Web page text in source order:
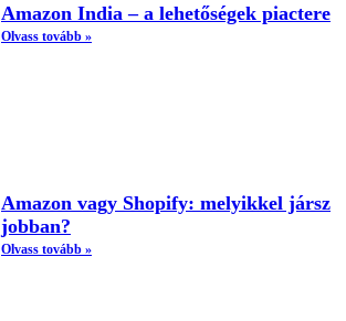
Amazon India – a lehetőségek piactere
Olvass tovább »
Amazon vagy Shopify: melyikkel jársz
jobban?
Olvass tovább »